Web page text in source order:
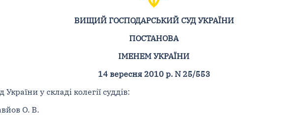
ВИЩИЙ ГОСПОДАРСЬКИЙ СУД УКРАЇНИ
ПОСТАНОВА
ІМЕНЕМ УКРАЇНИ
14 вересня 2010 р. N 25/553
у складі колегії суддів:
О. В.